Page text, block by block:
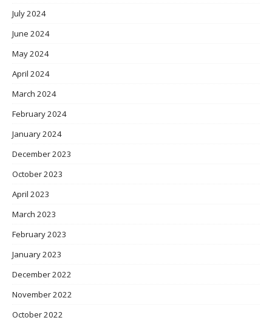
July 2024
June 2024
May 2024
April 2024
March 2024
February 2024
January 2024
December 2023
October 2023
April 2023
March 2023
February 2023
January 2023
December 2022
November 2022
October 2022